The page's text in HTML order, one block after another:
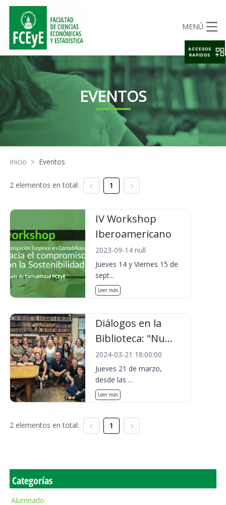
MENÚ
EVENTOS
Inicio > Eventos
2 elementos en total: 1
IV Workshop
Iberoamericano
2023-09-14 null
Jueves 14 y Viernes 15 de
sept...
Leer más
Diálogos en la
Biblioteca: "Nu...
2024-03-21 18:00:00
Jueves 21 de marzo,
desde las ...
Leer más
2 elementos en total: 1
Categorías
Alumnado
ACCESOS
RAPIDOS